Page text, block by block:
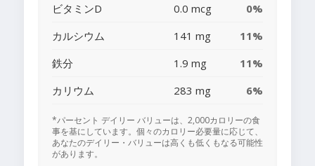
ビタミンD 0.0 mcg
0%
カルシウム
141 mg
11%
鉄分
1.9 mg
11%
カリウム
283 mg 6%
*パーセント デイリー バリューは、2,000カロリーの食
事を基にしています。個々のカロリー必要量に応じて、
あなたのデイリー・バリューは高くも低くもなる可能性
があります。